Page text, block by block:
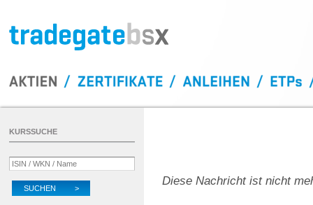
Diese Nachricht ist nicht
KURSSUCHE
SUCHEN >